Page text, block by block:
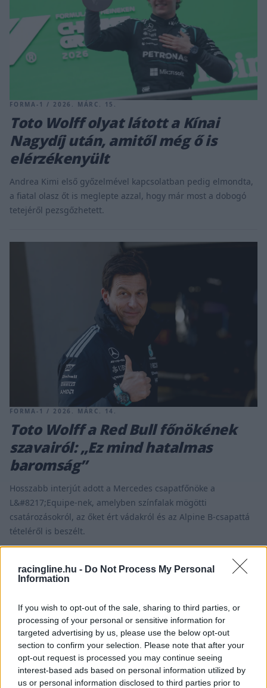
racingline.hu - Do Not Process My Personal
Information
If you wish to opt-out of the sale, sharing to third parties, or
processing of your personal or sensitive information for
targeted advertising by us, please use the below opt-out
section to confirm your selection. Please note that after your
opt-out request is processed you may continue seeing
interest-based ads based on personal information utilized by
us or personal information disclosed to third parties prior to
FORMA-1 / 2026. MÁRC. 15.
Toto Wolff olyat látott a Kínai
Nagydíj után, amitől még ő is
elérzékenyült
Andrea Kimi első győzelmével kapcsolatban pedig elmondta,
a fiatal olasz őt is meglepte azzal, hogy már most a dobogó
tetejéről pezsgőzhetett.
FORMA-1 / 2026. MÁRC. 14.
Toto Wolff a Red Bull főnökének
szavairól: „Ez mind hatalmas
baromság”
Hosszabb interjút adott a Mercedes csapatfőnöke a
L&#8217;Equipe-nek, amelyben színfalak mögötti
csatározásokról, az őket ért vádakról és az Alpine B-csapattá
tételéről is beszélt.